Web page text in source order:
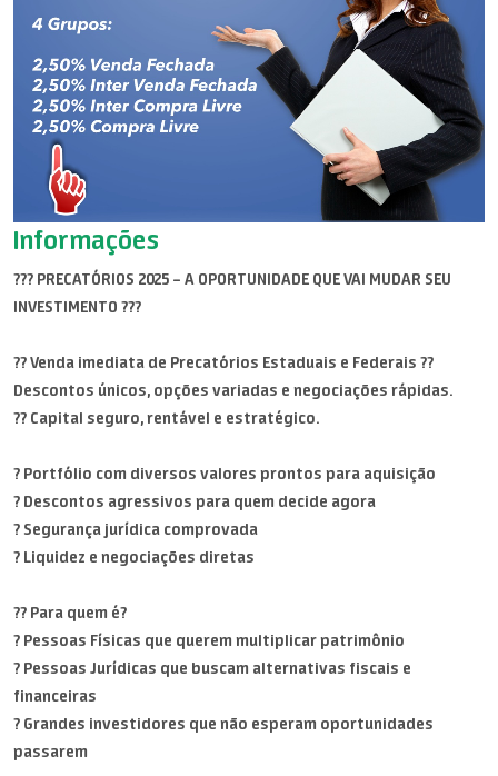
Informações
??? PRECATÓRIOS 2025 – A OPORTUNIDADE QUE VAI MUDAR SEU
INVESTIMENTO ???
?? Venda imediata de Precatórios Estaduais e Federais ??
Descontos únicos, opções variadas e negociações rápidas.
?? Capital seguro, rentável e estratégico.
? Portfólio com diversos valores prontos para aquisição
? Descontos agressivos para quem decide agora
? Segurança jurídica comprovada
? Liquidez e negociações diretas
?? Para quem é?
? Pessoas Físicas que querem multiplicar patrimônio
? Pessoas Jurídicas que buscam alternativas fiscais e
financeiras
? Grandes investidores que não esperam oportunidades
passarem